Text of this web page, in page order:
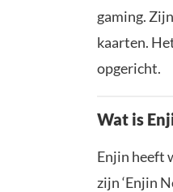
gaming.
kaarten.
opgericht.
Wat is
Enjin heeft
zijn ‘Enjin